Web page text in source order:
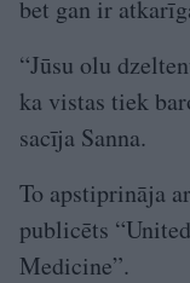
bet gan ir
“Jūsu olu
ka vistas tiek
sacīja Sanna.
To apstiprināja
publicēts
Medicine”.